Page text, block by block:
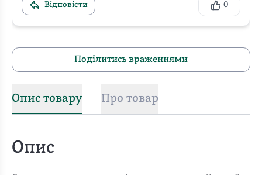
Відповісти 0
Поділитись враженнями
Опис товару Про товар
Опис